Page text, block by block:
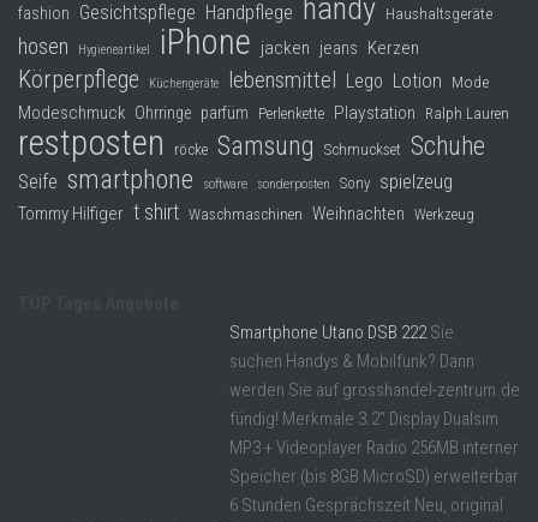
fashion Gesichtspflege Handpflege handy Haushaltsgeräte
hosen Hygieneartikel iPhone jacken jeans Kerzen
Körperpflege Küchengeräte lebensmittel Lego Lotion Mode
Modeschmuck Ohrringe parfüm Perlenkette Playstation Ralph Lauren
restposten röcke Samsung Schmuckset Schuhe
Seife smartphone software sonderposten Sony spielzeug
Tommy Hilfiger t shirt Waschmaschinen Weihnachten Werkzeug
Smartphone Utano DSB 222 Sie
suchen Handys & Mobilfunk? Dann
werden Sie auf grosshandel-zentrum.de
fündig! Merkmale 3.2" Display Dualsim
MP3 + Videoplayer Radio 256MB interner
Speicher (bis 8GB MicroSD) erweiterbar
6 Stunden Gesprächszeit Neu, original